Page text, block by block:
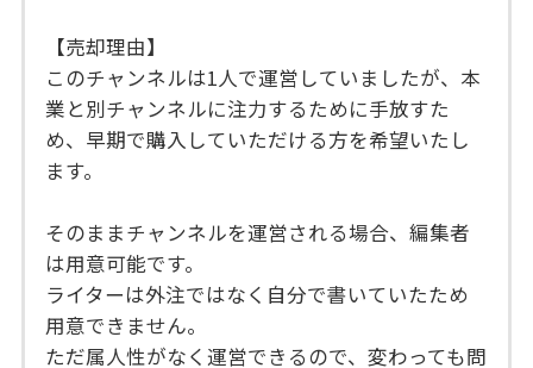
【売却理由】
このチャンネルは1人で運営していましたが、本
業と別チャンネルに注力するために手放すた
め、早期で購入していただける方を希望いたし
ます。
そのままチャンネルを運営される場合、編集者
は用意可能です。
ライターは外注ではなく自分で書いていたため
用意できません。
ただ属人性がなく運営できるので、変わっても問